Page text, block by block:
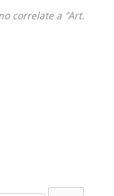
correlate a "Art.